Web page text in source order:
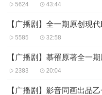
5624 43:44
【广播剧】全一期原创现
5585 32:58
2383 20:04
【广播剧】影音同画出品